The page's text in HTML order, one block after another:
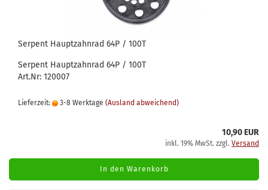
Serpent Hauptzahnrad 64P / 100T
Serpent Hauptzahnrad 64P / 100T
Art.Nr: 120007
Lieferzeit: 3-8 Werktage (Ausland abweichend)
10,90 EUR
inkl. 19% MwSt. zzgl. Versand
In den Warenkorb